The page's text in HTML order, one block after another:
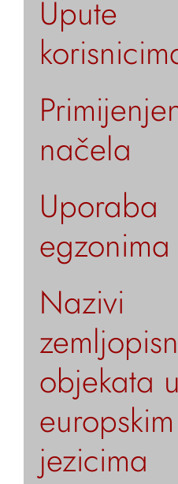
Upute
načela
Uporaba
egzonima
Nazivi
objekata u
europskim
jezicima